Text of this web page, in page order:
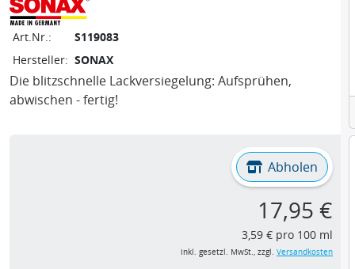
Art.Nr.:
S119083
Hersteller: SONAX
Die blitzschnelle Lackversiegelung: Aufsprühen,
abwischen - fertig!
Abholen
17,95 €
3,59 € pro 100 ml
inkl. gesetzl. MwSt., zzgl. Versandkosten